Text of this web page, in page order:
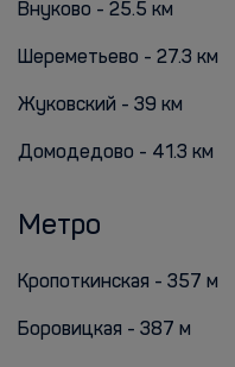
Внуково - 25.5 км
Шереметьево - 27.3 км
Жуковский - 39 км
Домодедово - 41.3 км
Метро
Кропоткинская - 357 м
Боровицкая - 387 м